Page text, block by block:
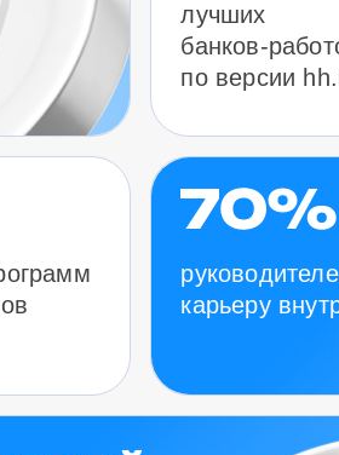
лучших
банков-
по версии
карьеру